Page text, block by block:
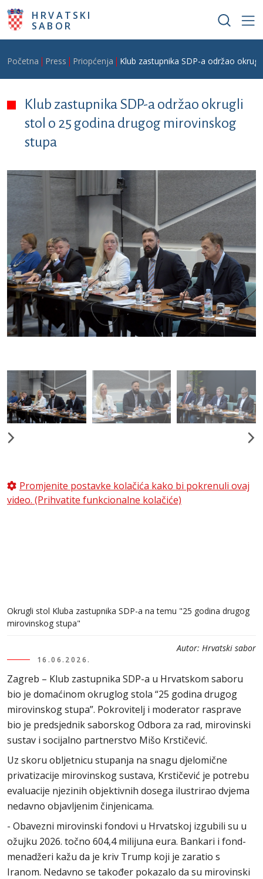
Skoči na glavni sadržaj
HRVATSKI
SABOR
Breadcrumb
Početna Press Priopćenja Klub zastupnika SDP-a održao
Klub zastupnika SDP-a održao okrugli
stol o 25 godina drugog mirovinskog
stupa
Promjenite postavke kolačića kako bi pokrenuli ovaj
video. (Prihvatite funkcionalne kolačiće)
Okrugli stol Kluba zastupnika SDP-a na temu "25 godina drugog
mirovinskog stupa"
Autor: Hrvatski sabor
16.06.2026.
Zagreb – Klub zastupnika SDP-a u Hrvatskom saboru
bio je domaćinom okruglog stola “25 godina drugog
mirovinskog stupa”. Pokrovitelj i moderator rasprave
bio je predsjednik saborskog Odbora za rad, mirovinski
sustav i socijalno partnerstvo Mišo Krstičević.
Uz skoru obljetnicu stupanja na snagu djelomične
privatizacije mirovinskog sustava, Krstičević je potrebu
evaluacije njezinih objektivnih dosega ilustrirao dvjema
nedavno objavljenim činjenicama.
- Obavezni mirovinski fondovi u Hrvatskoj izgubili su u
ožujku 2026. točno 604,4 milijuna eura. Bankari i fond-
menadžeri kažu da je kriv Trump koji je zaratio s
Iranom. Nedavno se također pokazalo da su mirovinski